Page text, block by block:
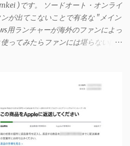
せば、言語設定は日本語に戻して
同期機能が使えるようになる。USB
プリに根本的な不具合が発生して
だ。諦めよう。 今回の不具合につ
デバイスでもレート機能や再生
に役立つはずだ。
)です。 ソードオート・オンライ
が出てこないことで有名な "メイン
用ランチャーが海外のファンによっ
ってみたらファンには堪らないほ
発ページ（英語） gpbeta.com - The
log インストール（導入）手順
目から自分のOSにあったファイル
（Windows2000, XP, Vista, Win7,
のパソコンが 32 ビット版か 64 ビッ